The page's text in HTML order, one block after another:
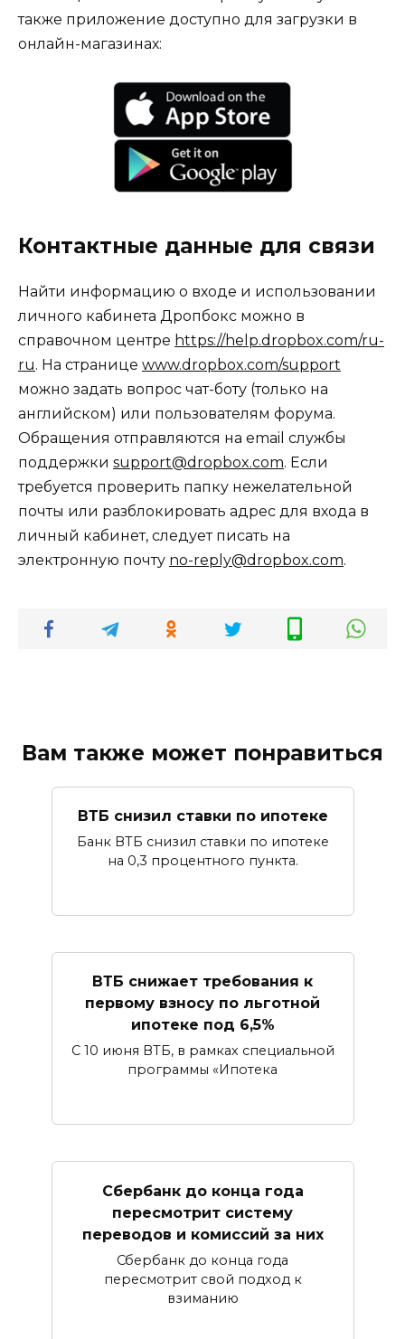
также приложение доступно для загрузки в
онлайн-магазинах:
Контактные данные для связи
Найти информацию о входе и использовании
личного кабинета Дропбокс можно в
справочном центре https://help.dropbox.com/ru-
ru. На странице www.dropbox.com/support
можно задать вопрос чат-боту (только на
английском) или пользователям форума.
Обращения отправляются на email службы
поддержки support@dropbox.com. Если
требуется проверить папку нежелательной
почты или разблокировать адрес для входа в
личный кабинет, следует писать на
электронную почту no-reply@dropbox.com.
Вам также может понравиться
ВТБ снизил ставки по ипотеке
Банк ВТБ снизил ставки по ипотеке
на 0,3 процентного пункта.
ВТБ снижает требования к
первому взносу по льготной
ипотеке под 6,5%
С 10 июня ВТБ, в рамках специальной
программы «Ипотека
Сбербанк​ до конца года
пересмотрит систему
переводов и комиссий за них
Сбербанк до конца года
пересмотрит свой подход к
взиманию